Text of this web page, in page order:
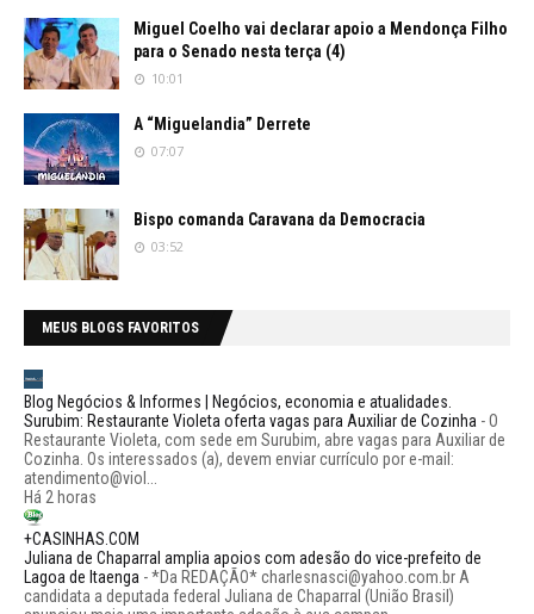
Miguel Coelho vai declarar apoio a Mendonça Filho
para o Senado nesta terça (4)
10:01
A “Miguelandia” Derrete
07:07
Bispo comanda Caravana da Democracia
03:52
MEUS BLOGS FAVORITOS
Blog Negócios & Informes | Negócios, economia e atualidades.
Surubim: Restaurante Violeta oferta vagas para Auxiliar de Cozinha -O
Restaurante Violeta, com sede em Surubim, abre vagas para Auxiliar de
Cozinha. Os interessados (a), devem enviar currículo por e-mail:
atendimento@viol...
Há 2 horas
+CASINHAS.COM
Juliana de Chaparral amplia apoios com adesão do vice-prefeito de
Lagoa de Itaenga -*Da REDAÇÃO* charlesnasci@yahoo.com.br A
candidata a deputada federal Juliana de Chaparral (União Brasil)